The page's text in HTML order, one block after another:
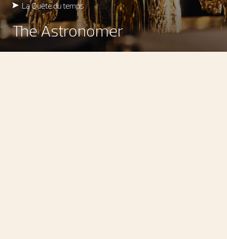
La Quête du temps
The Astronomer